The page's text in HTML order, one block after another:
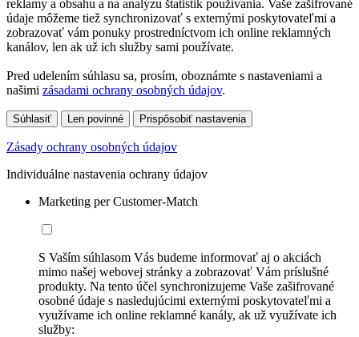
reklamy a obsahu a na analýzu štatistík používania. Vaše zašifrované
údaje môžeme tiež synchronizovať s externými poskytovateľmi a
zobrazovať vám ponuky prostredníctvom ich online reklamných
kanálov, len ak už ich služby sami používate.
Pred udelením súhlasu sa, prosím, oboznámte s nastaveniami a
našimi zásadami ochrany osobných údajov.
Súhlasiť Len povinné Prispôsobiť nastavenia
Zásady ochrany osobných údajov
Individuálne nastavenia ochrany údajov
Marketing per Customer-Match
S Vaším súhlasom Vás budeme informovať aj o akciách
mimo našej webovej stránky a zobrazovať Vám príslušné
produkty. Na tento účel synchronizujeme Vaše zašifrované
osobné údaje s nasledujúcimi externými poskytovateľmi a
využívame ich online reklamné kanály, ak už využívate ich
služby: